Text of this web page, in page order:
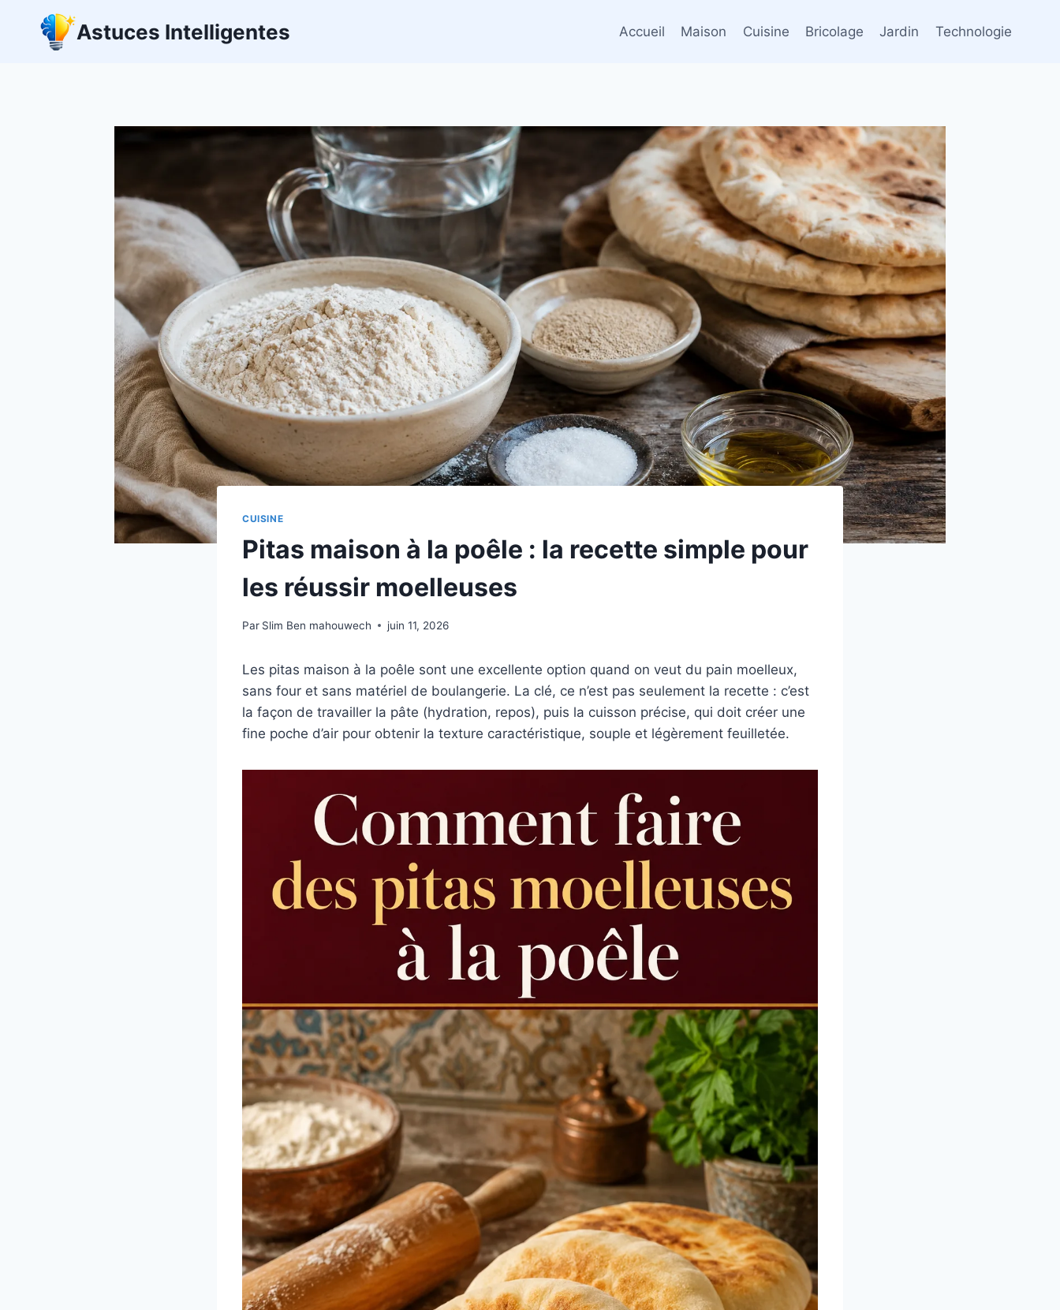
contenu
Astuces Intelligentes Accueil Maison Cuisine Bricolage Jardin Technologie
CUISINE
Pitas maison à la poêle : la recette simple pour
les réussir moelleuses
Par Slim Ben mahouwech juin 11, 2026
Les pitas maison à la poêle sont une excellente option quand on veut du pain moelleux,
sans four et sans matériel de boulangerie. La clé, ce n’est pas seulement la recette : c’est
la façon de travailler la pâte (hydration, repos), puis la cuisson précise, qui doit créer une
fine poche d’air pour obtenir la texture caractéristique, souple et légèrement feuilletée.